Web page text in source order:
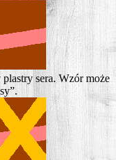
sera. Wzór może